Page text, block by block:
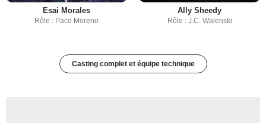
Esai Morales
Rôle : Paco Moreno
Ally Sheedy
Rôle : J.C. Walenski
Casting complet et équipe technique